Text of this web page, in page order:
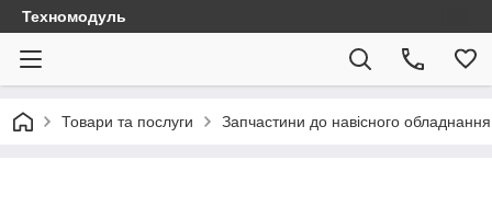
Техномодуль
Товари та послуги Запчастини до навісного обладнання